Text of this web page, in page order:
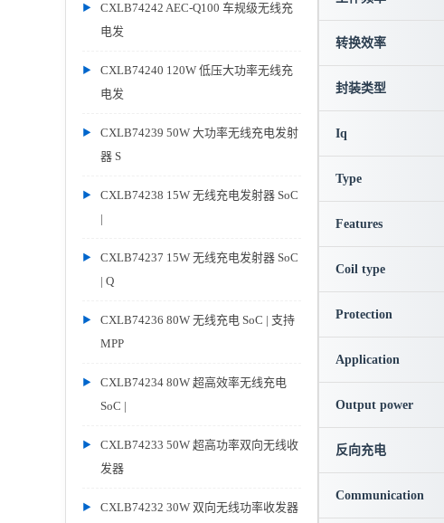
CXLB74242 AEC-Q100 车规级无线充
电发
CXLB74240 120W 低压大功率无线充
电发
CXLB74239 50W 大功率无线充电发射
器 S
CXLB74238 15W 无线充电发射器 SoC
|
CXLB74237 15W 无线充电发射器 SoC
| Q
CXLB74236 80W 无线充电 SoC | 支持
MPP
CXLB74234 80W 超高效率无线充电
SoC |
CXLB74233 50W 超高功率双向无线收
发器
CXLB74232 30W 双向无线功率收发器
转换效率
封装类型
Iq
Type
Features
Coil type
Protection
Application
Output power
反向充电
Communication